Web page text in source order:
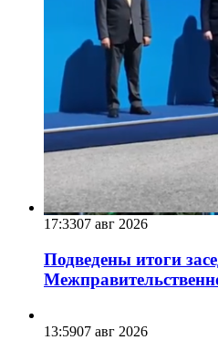
17:3307 авг 2026
Подведены итоги
13:5907 авг 2026